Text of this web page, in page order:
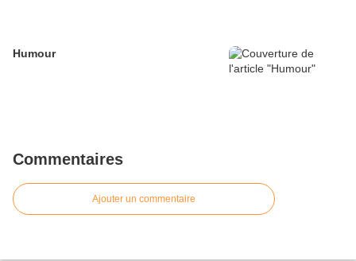
Humour
Commentaires
Ajouter un commentaire